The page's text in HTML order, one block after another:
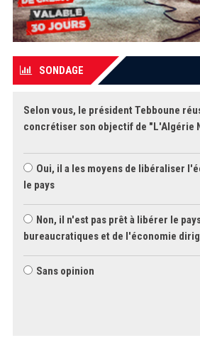
SONDAGE
Selon vous, le président Tebboune
concrétiser son objectif de "L'Algérie
Oui, il a les moyens de libéraliser
le pays
Non, il n'est pas prêt à libérer le
bureaucratiques et de l'économie
Sans opinion